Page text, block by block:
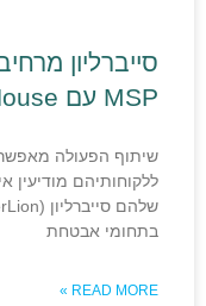
סייברליון
MSP עם Cyber Intelligence House
שיתוף הפעולה
בתחומי אבטחת
READ MORE »